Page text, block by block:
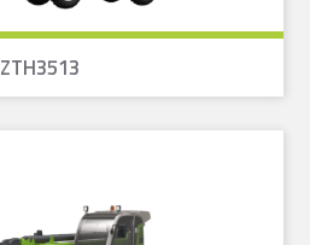
ZTH3513